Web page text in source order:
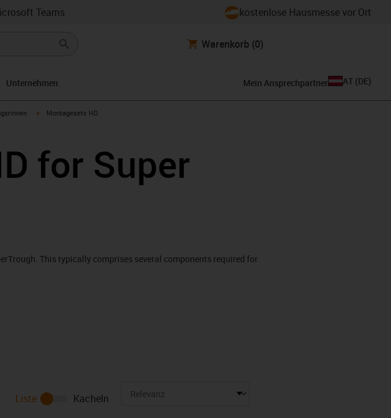
Teams kostenlose Hausmesse vor Ort
Warenkorb (0)
Unternehmen Mein Ansprechpartner AT (DE)
igus-icon-arrow-right
Montagesets HD
for Super
This typically comprises several components required for
Liste
Kacheln